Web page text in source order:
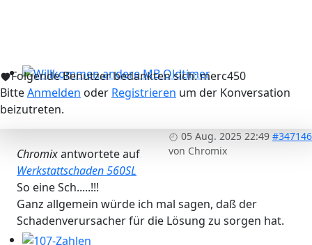
Willkommen andere MB Oldtimer
Folgende Benutzer bedankten sich:merc450
BitteAnmelden oder Registrieren um der Konversation
beizutreten.
05 Aug. 2025 22:49 #347146
von Chromix
Chromixantwortete auf
Werkstattschaden 560SL
So eine Sch.....!!!
Ganz allgemein würde ich mal sagen, daß der
Schadenverursacher für die Lösung zu sorgen hat.